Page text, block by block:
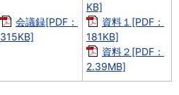
会議録[PDF：
315KB]
KB]
資料１[PDF：
181KB]
資料２[PDF：
2.39MB]